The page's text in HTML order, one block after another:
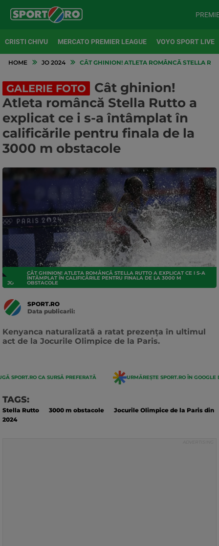
CRISTI CHIVU MERCATO PREMIER LEAGUE VOYO SPORT LIVE
HOME JO 2024 CÂT GHINION! ATLETA ROMÂNCĂ STELLA
GALERIE FOTO
Cât ghinion!
Atleta româncă Stella Rutto a
explicat ce i s-a întâmplat în
calificările pentru finala de la
3000 m obstacole
JO 2024
CÂT GHINION! ATLETA ROMÂNCĂ STELLA RUTTO A EXPLICAT CE I S-A
ÎNTÂMPLAT ÎN CALIFICĂRILE PENTRU FINALA DE LA 3000 M
OBSTACOLE
SPORT.RO
Data publicarii:
Kenyanca naturalizată a ratat prezența în ultimul
act de la Jocurile Olimpice de la Paris.
SPORT.RO CA SURSĂ PREFERATĂ URMĂREȘTE SPORT.RO ÎN GOOGLE
TAGS:
Stella Rutto 3000 m obstacole
Jocurile Olimpice de la Paris din
2024